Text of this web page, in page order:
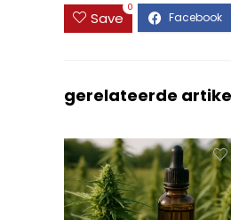
Save
0
gerelateerde